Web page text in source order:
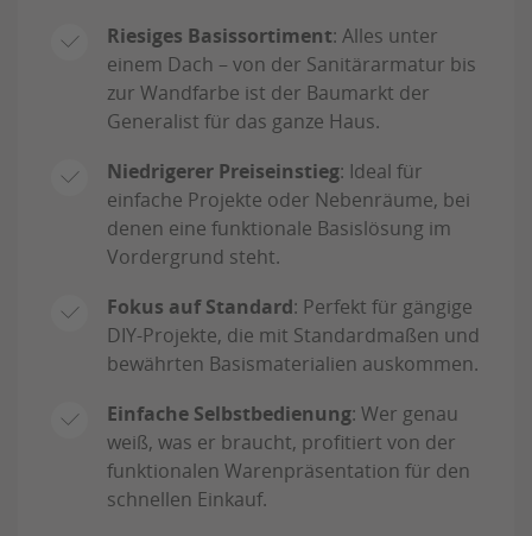
Riesiges Basissortiment: Alles unter
einem Dach – von der Sanitärarmatur bis
zur Wandfarbe ist der Baumarkt der
Generalist für das ganze Haus.
Niedrigerer Preiseinstieg: Ideal für
einfache Projekte oder Nebenräume, bei
denen eine funktionale Basislösung im
Vordergrund steht.
Fokus auf Standard: Perfekt für gängige
DIY-Projekte, die mit Standardmaßen und
bewährten Basismaterialien auskommen.
Einfache Selbstbedienung: Wer genau
weiß, was er braucht, profitiert von der
funktionalen Warenpräsentation für den
schnellen Einkauf.